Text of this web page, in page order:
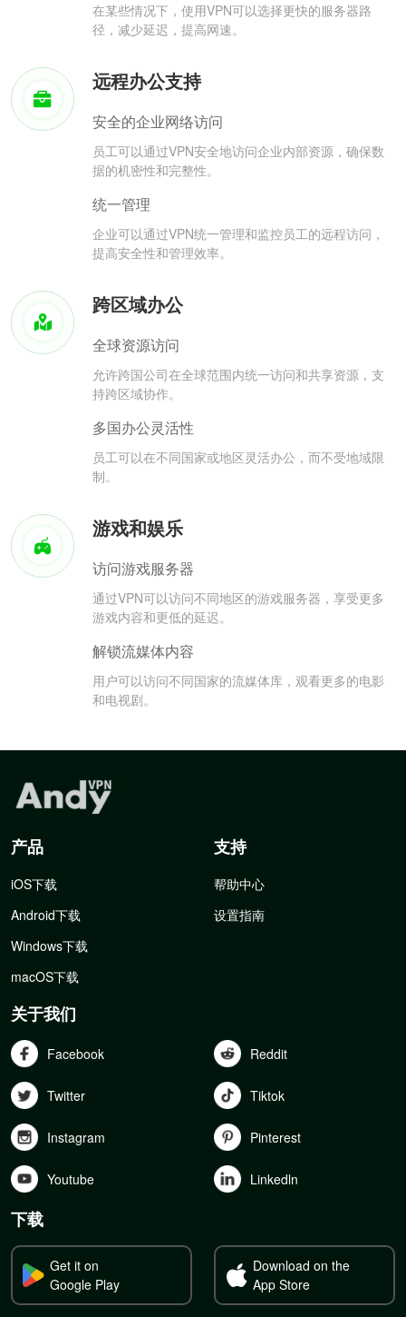
在某些情况下，使用VPN可以选择更快的服务器路
径，减少延迟，提高网速。
远程办公支持
安全的企业网络访问
员工可以通过VPN安全地访问企业内部资源，确保数
据的机密性和完整性。
统一管理
企业可以通过VPN统一管理和监控员工的远程访问，
提高安全性和管理效率。
跨区域办公
全球资源访问
允许跨国公司在全球范围内统一访问和共享资源，支
持跨区域协作。
多国办公灵活性
员工可以在不同国家或地区灵活办公，而不受地域限
制。
游戏和娱乐
访问游戏服务器
通过VPN可以访问不同地区的游戏服务器，享受更多
游戏内容和更低的延迟。
解锁流媒体内容
用户可以访问不同国家的流媒体库，观看更多的电影
和电视剧。
产品
iOS下载
Android下载
Windows下载
macOS下载
支持
帮助中心
设置指南
关于我们
Facebook Reddit
Twitter Tiktok
Instagram Pinterest
Youtube Linkedln
下载
Get it on
Google Play
Download on the
App Store